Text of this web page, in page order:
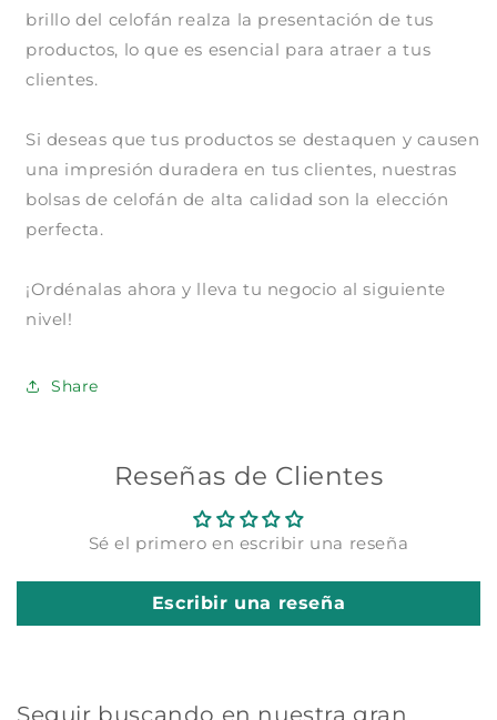
brillo del celofán realza la presentación de tus
productos, lo que es esencial para atraer a tus
clientes.
Si deseas que tus productos se destaquen y causen
una impresión duradera en tus clientes, nuestras
bolsas de celofán de alta calidad son la elección
perfecta.
¡Ordénalas ahora y lleva tu negocio al siguiente
nivel!
Share
Reseñas de Clientes
Sé el primero en escribir una reseña
Escribir una reseña
Seguir buscando en nuestra gran
Agrega tu producto al carrito y
Paga mes a mescon saldo disponible,
débito u otros medios.
¿Tienes dudas? Consulta nuestra